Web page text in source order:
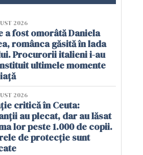
2026
a fost omorâtă Daniela
românca găsită în lada
Procurorii italieni i-au
ultimele momente
2026
critică în Ceuta:
au plecat, dar au lăsat
lor peste 1.000 de copii.
de protecție sunt